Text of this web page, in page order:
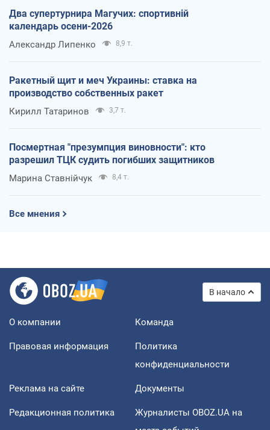
Два супертурнира Магучих: спортивній
календарь осени-2026
Александр Липенко 8,9 т.
Ракетный щит и меч Украины: ставка на
производство собственных ракет
Кирилл Татаринов 3,7 т.
Посмертная "презумпция виновности": кто
разрешил ТЦК судить погибших защитников
Марина Ставнійчук 8,4 т.
Все мнения
В начало
О компании Команда
Правовая информация
Политика
конфиденциальности
Реклама на сайте Документы
Редакционная политика
Журналисты OBOZ.UA на